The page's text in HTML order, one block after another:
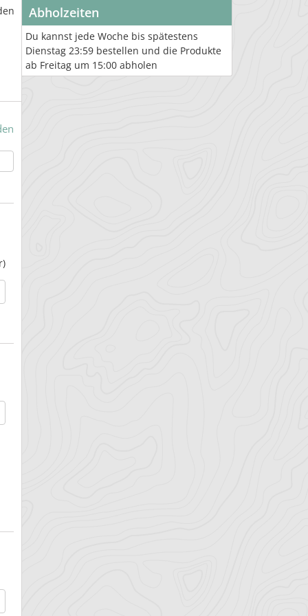
Abholzeiten
Du kannst jede Woche bis spätestens
Dienstag 23:59 bestellen und die Produkte
ab Freitag um 15:00 abholen